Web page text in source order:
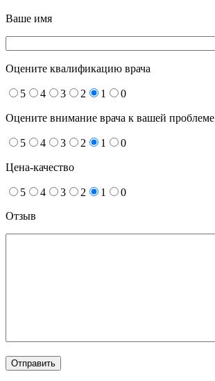
Ваше имя
Оцените квалификацию врача
5 4 3 2 1 0
Оцените внимание врача к вашей проблеме
5 4 3 2 1 0
Цена-качество
5 4 3 2 1
0
Отзыв